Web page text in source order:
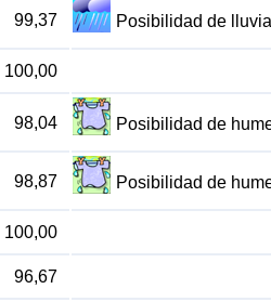
99,37 Posibilidad de
100,00
98,04 Posibilidad de
98,87 Posibilidad de
100,00
96,67